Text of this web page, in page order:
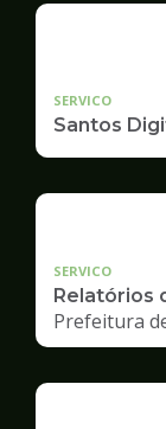
SERVICO
Santos
SERVICO
Relatórios
Prefeitura